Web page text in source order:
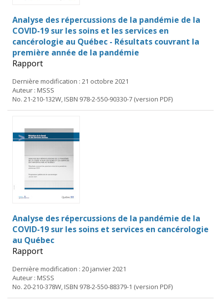
Analyse des répercussions de la pandémie de la
COVID-19 sur les soins et les services en
cancérologie au Québec - Résultats couvrant la
première année de la pandémie
Rapport
Dernière modification : 21 octobre 2021
Auteur : MSSS
No. 21-210-132W, ISBN 978-2-550-90330-7 (version PDF)
Analyse des répercussions de la pandémie de la
COVID-19 sur les soins et services en cancérologie
au Québec
Rapport
Dernière modification : 20 janvier 2021
Auteur : MSSS
No. 20-210-378W, ISBN 978-2-550-88379-1 (version PDF)